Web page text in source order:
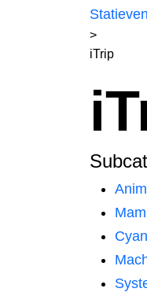
Statieven
>
iTrip